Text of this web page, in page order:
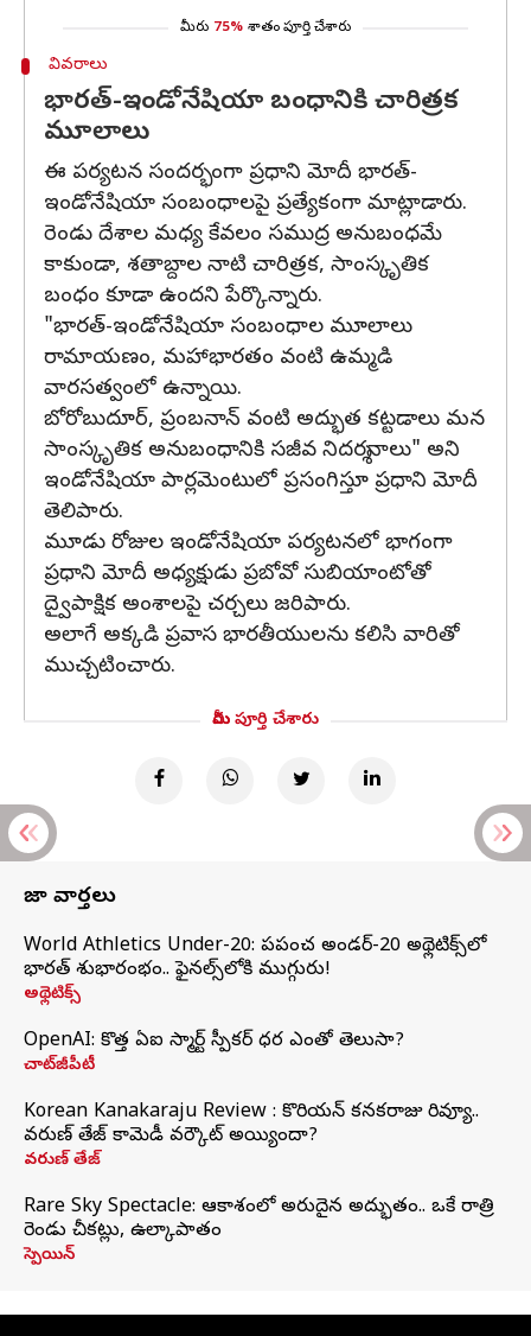
మీరు 75% శాతం పూర్తి చేశారు
వివరాలు
భారత్-ఇండోనేషియా బంధానికి చారిత్రక
మూలాలు
ఈ పర్యటన సందర్భంగా ప్రధాని మోదీ భారత్-
ఇండోనేషియా సంబంధాలపై ప్రత్యేకంగా మాట్లాడారు.
రెండు దేశాల మధ్య కేవలం సముద్ర అనుబంధమే
కాకుండా, శతాబ్దాల నాటి చారిత్రక, సాంస్కృతిక
బంధం కూడా ఉందని పేర్కొన్నారు.
"భారత్-ఇండోనేషియా సంబంధాల మూలాలు
రామాయణం, మహాభారతం వంటి ఉమ్మడి
వారసత్వంలో ఉన్నాయి.
బోరోబుదూర్, ప్రంబనాన్ వంటి అద్భుత కట్టడాలు మన
సాంస్కృతిక అనుబంధానికి సజీవ నిదర్శనాలు" అని
ఇండోనేషియా పార్లమెంటులో ప్రసంగిస్తూ ప్రధాని మోదీ
తెలిపారు.
మూడు రోజుల ఇండోనేషియా పర్యటనలో భాగంగా
ప్రధాని మోదీ అధ్యక్షుడు ప్రబోవో సుబియాంటోతో
ద్వైపాక్షిక అంశాలపై చర్చలు జరిపారు.
అలాగే అక్కడి ప్రవాస భారతీయులను కలిసి వారితో
ముచ్చటించారు.
మీరు పూర్తి చేశారు
తాజా వార్తలు
World Athletics Under-20: ప్రపంచ అండర్-20 అథ్లెటిక్స్‌లో
భారత్‌ శుభారంభం.. ఫైనల్స్‌లోకి ముగ్గురు!
అథ్లెటిక్స్
OpenAI: కొత్త ఏఐ స్మార్ట్ స్పీకర్ ధర ఎంతో తెలుసా?
చాట్‌జీపీటీ
Korean Kanakaraju Review : కొరియన్ కనకరాజు రివ్యూ..
వరుణ్ తేజ్ కామెడీ వర్కౌట్ అయ్యిందా?
వరుణ్ తేజ్
Rare Sky Spectacle: ఆకాశంలో అరుదైన అద్భుతం.. ఒకే రాత్రి
రెండు చీకట్లు, ఉల్కాపాతం
స్పెయిన్